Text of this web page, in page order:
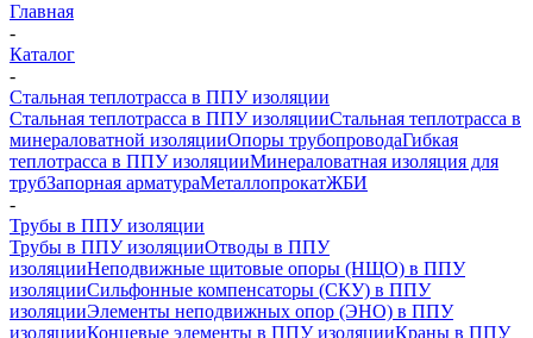
Главная
-
Каталог
-
Стальная теплотрасса в ППУ изоляции
Стальная теплотрасса в ППУ изоляцииСтальная теплотрасса в
минераловатной изоляцииОпоры трубопроводаГибкая
теплотрасса в ППУ изоляцииМинераловатная изоляция для
трубЗапорная арматураМеталлопрокатЖБИ
-
Трубы в ППУ изоляции
Трубы в ППУ изоляцииОтводы в ППУ
изоляцииНеподвижные щитовые опоры (НЩО) в ППУ
изоляцииCильфонные компенсаторы (СКУ) в ППУ
изоляцииЭлементы неподвижных опор (ЭНО) в ППУ
изоляцииКонцевые элементы в ППУ изоляцииКраны в ППУ